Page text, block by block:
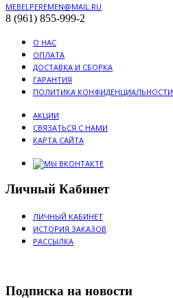
MEBELPEREMEN@MAIL.RU
8 (961) 855-999-2
О НАС
ОПЛАТА
ДОСТАВКА И СБОРКА
ГАРАНТИЯ
ПОЛИТИКА КОНФИДЕНЦИАЛЬНОСТИ
АКЦИИ
СВЯЗАТЬСЯ С НАМИ
КАРТА САЙТА
Личный Кабинет
ЛИЧНЫЙ КАБИНЕТ
ИСТОРИЯ ЗАКАЗОВ
РАССЫЛКА
Подписка на новости